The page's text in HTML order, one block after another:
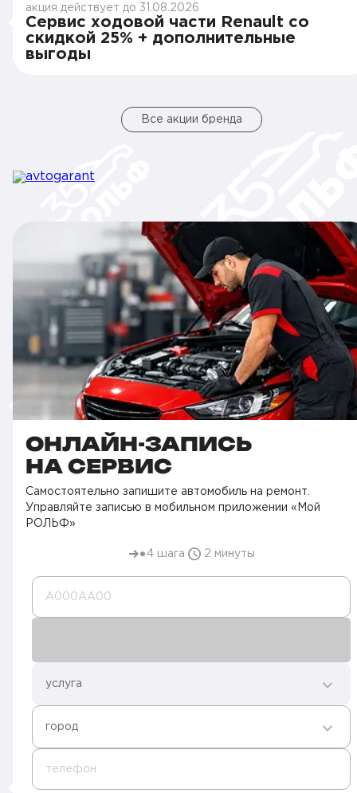
акция действует до 31.08.2026
Сервис ходовой части Renault со
скидкой 25% + дополнительные
выгоды
Все акции бренда
ОНЛАЙН-ЗАПИСЬ
НА СЕРВИС
Самостоятельно запишите автомобиль на ремонт.
Управляйте записью в мобильном приложении «Мой
РОЛЬФ»
4 шага 2 минуты
А000AA00
услуга
город
телефон